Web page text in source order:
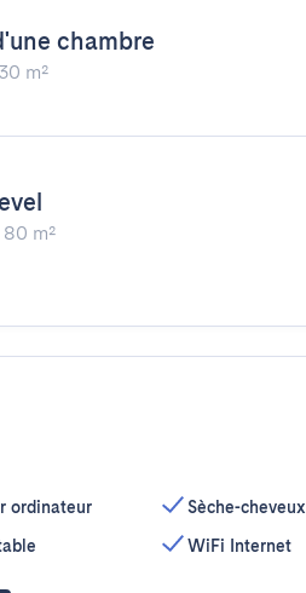
chambre
30 m²
80 m²
ordinateur
Sèche-cheveux
WiFi Internet